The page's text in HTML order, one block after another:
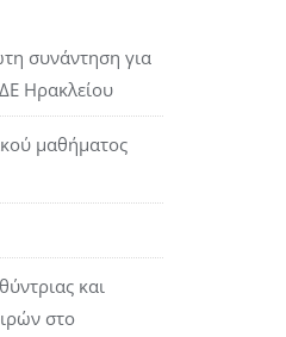
συνάντηση για
Ηρακλείου
μαθήματος
και
στο